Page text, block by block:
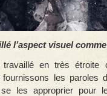
l’aspect visuel
en très étroite
les paroles
les approprier pour